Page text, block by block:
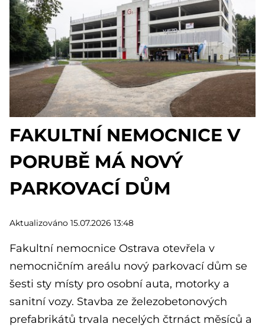
FAKULTNÍ NEMOCNICE V
PORUBĚ MÁ NOVÝ
PARKOVACÍ DŮM
Aktualizováno 15.07.2026 13:48
Fakultní nemocnice Ostrava otevřela v
nemocničním areálu nový parkovací dům se
šesti sty místy pro osobní auta, motorky a
sanitní vozy. Stavba ze železobetonových
prefabrikátů trvala necelých čtrnáct měsíců a